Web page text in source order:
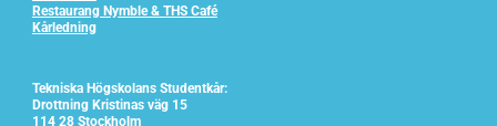
Restaurang Nymble & THS Café
Kårledning
Tekniska Högskolans Studentkår:
Drottning Kristinas väg 15
114 28 Stockholm